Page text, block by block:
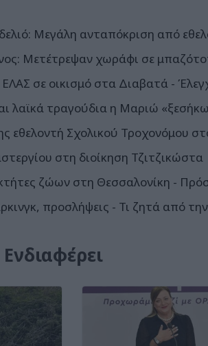
Μεγάλη ανταπόκριση από
Μετέτρεψαν χωράφι σε
ΕΛΑΣ σε οικισμό στα Διαβατά -
λαϊκά τραγούδια η Μαριώ
εθελοντή Σχολικού Τροχονόμου
στη διοίκηση Τζιτζικώστα
ζώων στη Θεσσαλονίκη -
προσλήψεις - Τι ζητά από